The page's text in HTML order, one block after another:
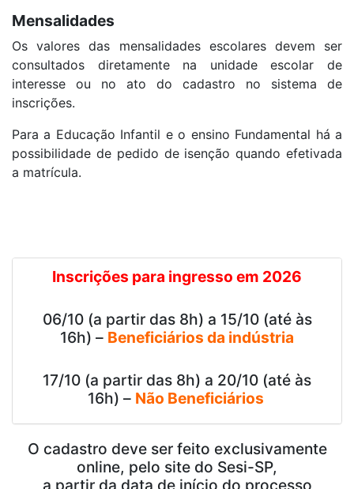
Mensalidades
Os valores das mensalidades escolares devem ser
consultados diretamente na unidade escolar de
interesse ou no ato do cadastro no sistema de
inscrições.
Para a Educação Infantil e o ensino Fundamental há a
possibilidade de pedido de isenção quando efetivada
a matrícula.
Inscrições para ingresso em 2026
06/10 (a partir das 8h) a 15/10 (até às
16h) – Beneficiários da indústria
17/10 (a partir das 8h) a 20/10 (até às
16h) – Não Beneficiários
O cadastro deve ser feito exclusivamente
online, pelo site do Sesi-SP,
a partir da data de início do processo